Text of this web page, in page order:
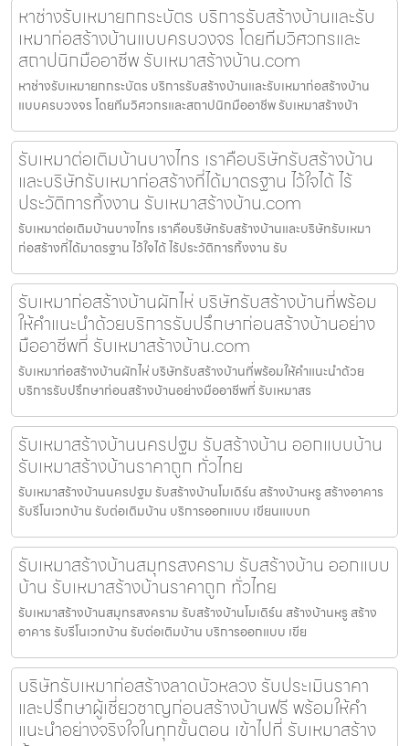
หาช่างรับเหมายกกระบัตร บริการรับสร้างบ้านและรับ
เหมาก่อสร้างบ้านแบบครบวงจร โดยทีมวิศวกรและ
สถาปนิกมืออาชีพ รับเหมาสร้างบ้าน.com
หาช่างรับเหมายกกระบัตร บริการรับสร้างบ้านและรับเหมาก่อสร้างบ้าน
แบบครบวงจร โดยทีมวิศวกรและสถาปนิกมืออาชีพ รับเหมาสร้างบ้า
รับเหมาต่อเติมบ้านบางไทร เราคือบริษัทรับสร้างบ้าน
และบริษัทรับเหมาก่อสร้างที่ได้มาตรฐาน ไว้ใจได้ ไร้
ประวัติการทิ้งงาน รับเหมาสร้างบ้าน.com
รับเหมาต่อเติมบ้านบางไทร เราคือบริษัทรับสร้างบ้านและบริษัทรับเหมา
ก่อสร้างที่ได้มาตรฐาน ไว้ใจได้ ไร้ประวัติการทิ้งงาน รับ
รับเหมาก่อสร้างบ้านผักไห่ บริษัทรับสร้างบ้านที่พร้อม
ให้คำแนะนำด้วยบริการรับปรึกษาก่อนสร้างบ้านอย่าง
มืออาชีพที่ รับเหมาสร้างบ้าน.com
รับเหมาก่อสร้างบ้านผักไห่ บริษัทรับสร้างบ้านที่พร้อมให้คำแนะนำด้วย
บริการรับปรึกษาก่อนสร้างบ้านอย่างมืออาชีพที่ รับเหมาสร
รับเหมาสร้างบ้านนครปฐม รับสร้างบ้าน ออกแบบบ้าน
รับเหมาสร้างบ้านราคาถูก ทั่วไทย
รับเหมาสร้างบ้านนครปฐม รับสร้างบ้านโมเดิร์น สร้างบ้านหรู สร้างอาคาร
รับรีโนเวทบ้าน รับต่อเติมบ้าน บริการออกแบบ เขียนแบบก
รับเหมาสร้างบ้านสมุทรสงคราม รับสร้างบ้าน ออกแบบ
บ้าน รับเหมาสร้างบ้านราคาถูก ทั่วไทย
รับเหมาสร้างบ้านสมุทรสงคราม รับสร้างบ้านโมเดิร์น สร้างบ้านหรู สร้าง
อาคาร รับรีโนเวทบ้าน รับต่อเติมบ้าน บริการออกแบบ เขีย
บริษัทรับเหมาก่อสร้างลาดบัวหลวง รับประเมินราคา
และปรึกษาผู้เชี่ยวชาญก่อนสร้างบ้านฟรี พร้อมให้คำ
แนะนำอย่างจริงใจในทุกขั้นตอน เข้าไปที่ รับเหมาสร้าง